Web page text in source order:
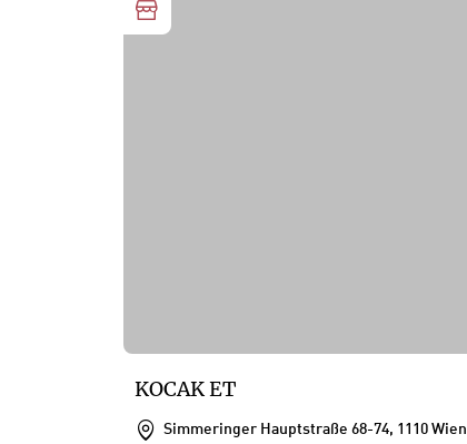
KOCAK ET
Simmeringer Hauptstraße 68-74, 1110 Wien